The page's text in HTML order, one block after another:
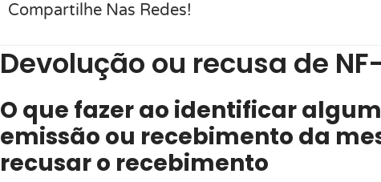
Compartilhe Nas Redes!
Devolução ou recusa de
O que fazer ao identificar
emissão ou recebimento da
recusar o recebimento